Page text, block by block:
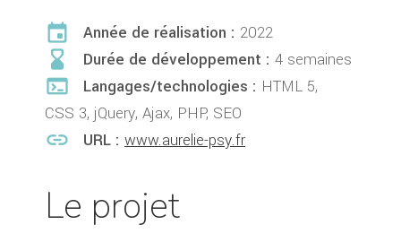
event Année de réalisation : 2022
hourglass_bottom Durée de développement : 4 semaines
terminal Langages/technologies : HTML 5,
CSS 3, jQuery, Ajax, PHP, SEO
link URL : www.aurelie-psy.fr
Le projet